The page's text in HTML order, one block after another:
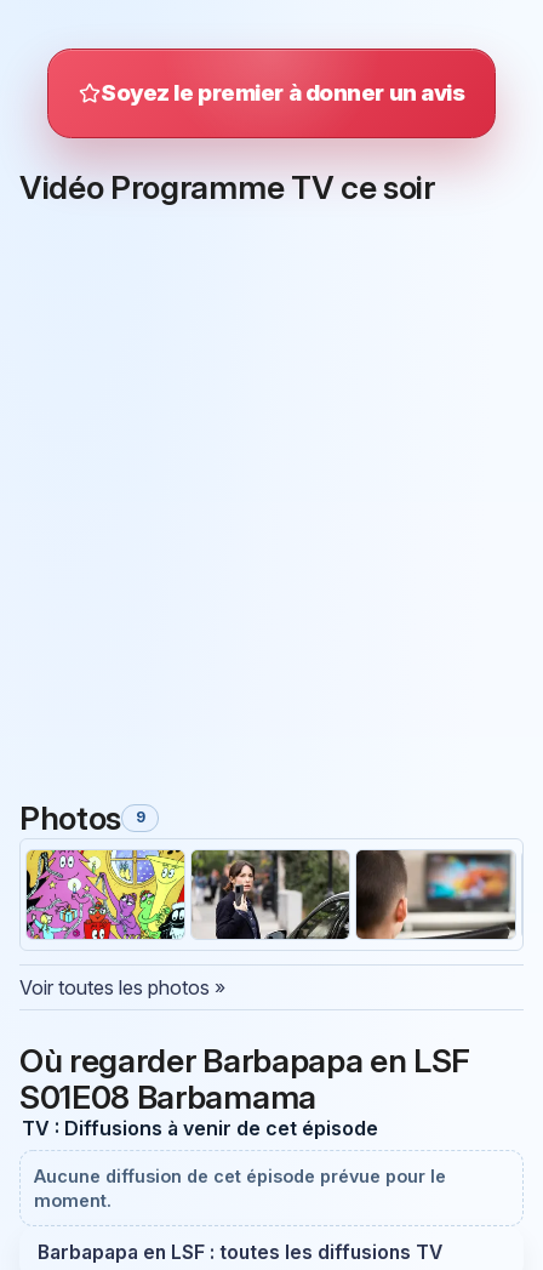
Soyez le premier à donner un avis
Vidéo Programme TV ce soir
Photos 9
Voir toutes les photos »
Où regarder Barbapapa en LSF
S01E08 Barbamama
TV : Diffusions à venir de cet épisode
Aucune diffusion de cet épisode prévue pour le
moment.
Barbapapa en LSF : toutes les diffusions TV